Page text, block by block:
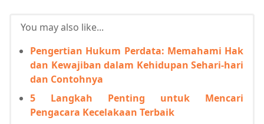
You may also like...
Pengertian Hukum Perdata: Memahami Hak
dan Kewajiban dalam Kehidupan Sehari-hari
dan Contohnya
5 Langkah Penting untuk Mencari
Pengacara Kecelakaan Terbaik